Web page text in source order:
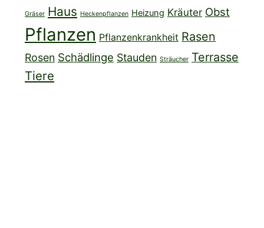
Gräser Haus Heckenpflanzen Heizung Kräuter Obst
Pflanzen Pflanzenkrankheit Rasen
Rosen Schädlinge Stauden Sträucher Terrasse
Tiere